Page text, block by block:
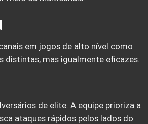
em jogos de alto nível como
distintas, mas igualmente eficazes.
de elite. A equipe prioriza a
ataques rápidos pelos lados do